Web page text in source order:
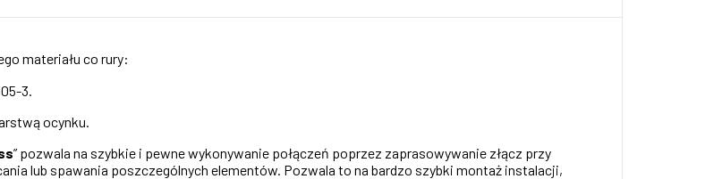
materiału co rury:
3.
ocynku.
” pozwala na szybkie i pewne wykonywanie połączeń poprzez zaprasowywanie złącz przy
lub spawania poszczególnych elementów. Pozwala to na bardzo szybki montaż instalacji,